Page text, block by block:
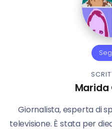
Marida
Giornalista, esperta di
televisione. È stata per